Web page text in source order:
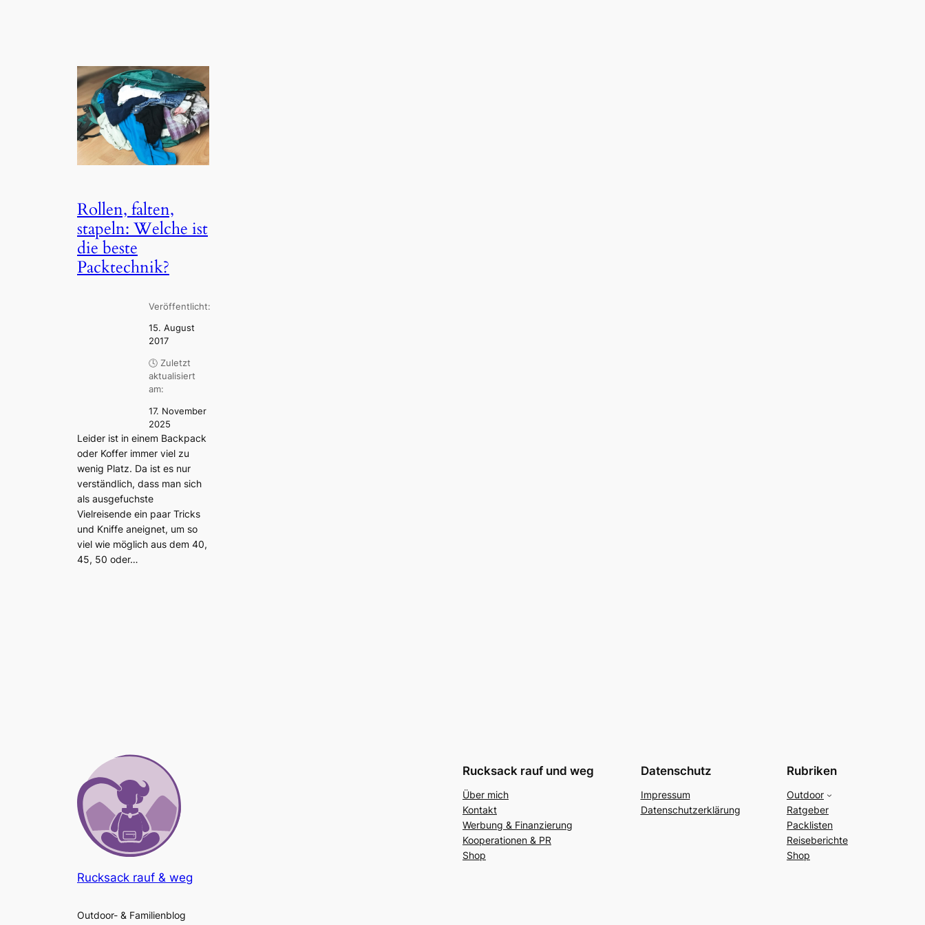
Rollen, falten,
stapeln: Welche ist
die beste
Packtechnik?
Veröffentlicht:
15. August
2017
🕓 Zuletzt
aktualisiert
am:
17. November
2025
Leider ist in einem Backpack
oder Koffer immer viel zu
wenig Platz. Da ist es nur
verständlich, dass man sich
als ausgefuchste
Vielreisende ein paar Tricks
und Kniffe aneignet, um so
viel wie möglich aus dem 40,
45, 50 oder…
Rucksack rauf & weg
Outdoor- & Familienblog
Rucksack rauf und weg
Über mich
Kontakt
Werbung & Finanzierung
Kooperationen & PR
Shop
Datenschutz
Impressum
Datenschutzerklärung
Rubriken
Outdoor
Ratgeber
Packlisten
Reiseberichte
Shop